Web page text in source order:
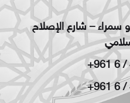
سمراء – شارع الإصلاح
+961 6 /
+961 6 /